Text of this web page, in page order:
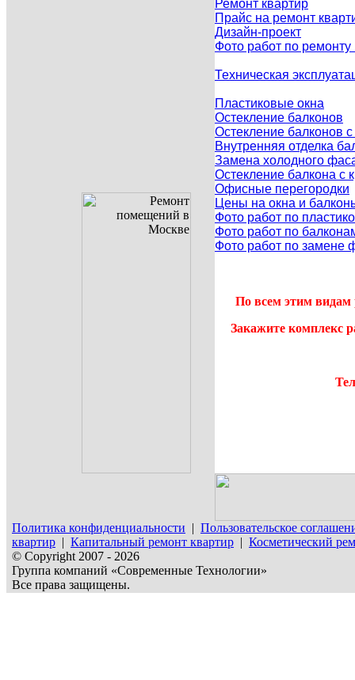
Ремонт квартир
Прайс на ремонт
Дизайн-проект
Фото работ по ремонту
Техническая
Пластиковые окна
Остекление балконов
Остекление балконов
Внутренняя отделка
Замена холодного
Остекление балкона с
Офисные перегородки
Цены на окна и
Фото работ по
Фото работ по
Фото работ по замене
По всем этим видам
Закажите комплекс
Политика конфиденциальности | Пользовательское
квартир | Капитальный ремонт квартир | Косметический
© Copyright 2007 - 2026
Группа компаний «Современные Технологии»
Все права защищены.